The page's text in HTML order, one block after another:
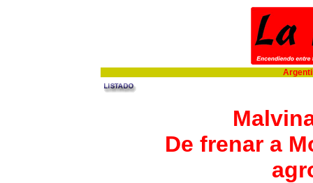
De frenar a